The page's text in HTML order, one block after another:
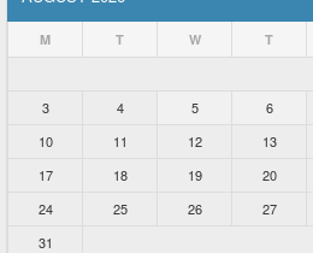
M T W T
3
4 5 6
10
11 12 13
17
18 19 20
24
25 26 27
31